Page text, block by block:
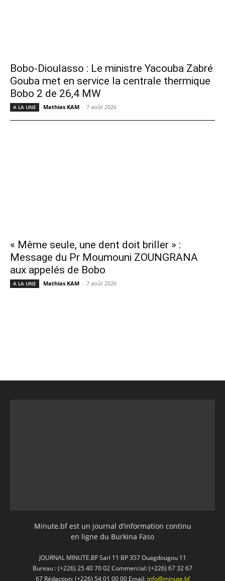
Bobo-Dioulasso : Le ministre Yacouba Zabré
Gouba met en service la centrale thermique
Bobo 2 de 26,4 MW
A LA UNE Mathias KAM - 7 août 2026
« Même seule, une dent doit briller » :
Message du Pr Moumouni ZOUNGRANA
aux appelés de Bobo
A LA UNE Mathias KAM - 7 août 2026
Minute.bf est un journal d’information continu
en ligne du Burkina Faso
JOURNAL MINUTE.BF Sarl 11 BP 357 Ouagdougou 11
Bureau : (+226) 25 40 70 02 Commercial: (+226) 67 32 67
67 Rédaction: (+226) 54 01 00 00 Email: info@minute.bf